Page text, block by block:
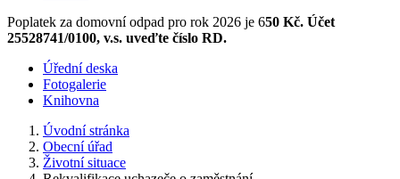
Poplatek za domovní odpad pro rok 2026 je 650 Kč. Účet
25528741/0100, v.s. uveďte číslo RD.
Úřední deska
Fotogalerie
Knihovna
Úvodní stránka
Obecní úřad
Životní situace